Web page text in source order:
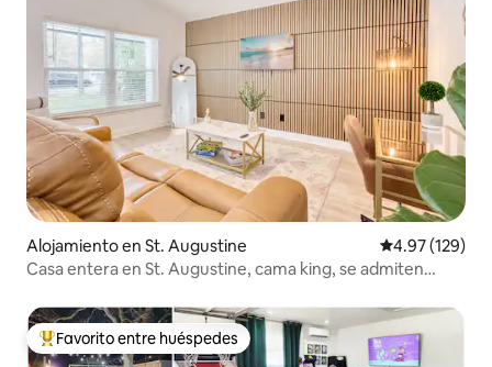
Alojamiento en St. Augustine Calificación
4.97 (129)
Casa entera en St. Augustine, cama king, se admiten
Favorito entre huéspedes preferido
Favorito entre huéspedes